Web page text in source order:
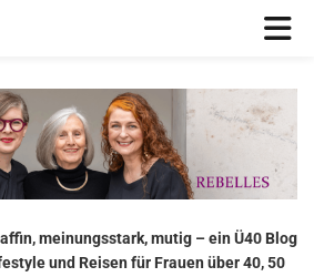
meinungsstark, mutig – ein Ü40 Blog
und Reisen für Frauen über 40, 50